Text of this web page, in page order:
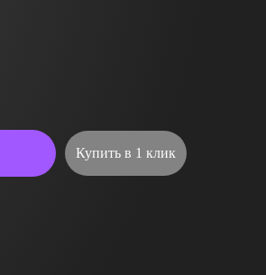
Купить в 1 клик